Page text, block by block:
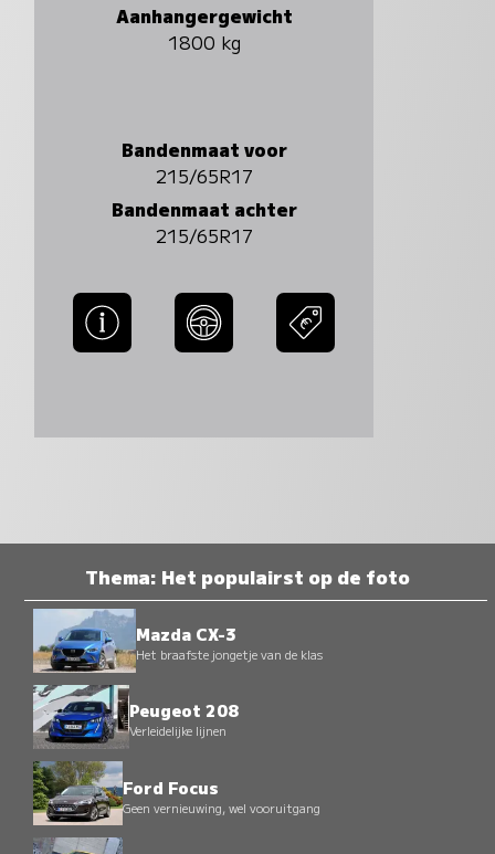
Aanhangergewicht
1800 kg
Bandenmaat voor
215/65R17
Bandenmaat achter
215/65R17
Thema: Het populairst op de foto
Mazda CX-3
Het braafste jongetje van de klas
Peugeot 208
Verleidelijke lijnen
Ford Focus
Geen vernieuwing, wel vooruitgang